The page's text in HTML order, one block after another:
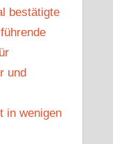
bestätigte
und
in wenigen